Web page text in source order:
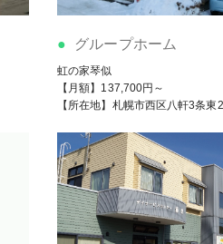
グループホーム
虹の家琴似
【月額】137,700円～
【所在地】札幌市西区八軒3条東